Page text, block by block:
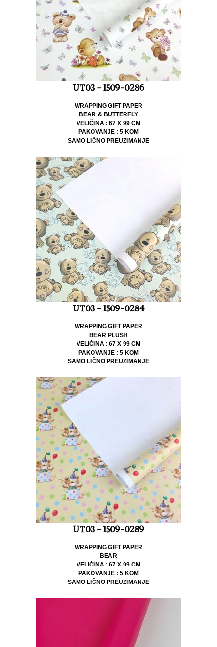
UT03 - 1509-0286
WRAPPING GIFT PAPER
BEAR & BUTTERFLY
VELIČINA : 67 X 99 CM
PAKOVANJE : 5 KOM
SAMO LIČNO PREUZIMANJE
UT03 - 1509-0284
WRAPPING GIFT PAPER
BEAR PLUSH
VELIČINA : 67 X 99 CM
PAKOVANJE : 5 KOM
SAMO LIČNO PREUZIMANJE
UT03 - 1509-0289
WRAPPING GIFT PAPER
BEAR
VELIČINA : 67 X 99 CM
PAKOVANJE : 5 KOM
SAMO LIČNO PREUZIMANJE